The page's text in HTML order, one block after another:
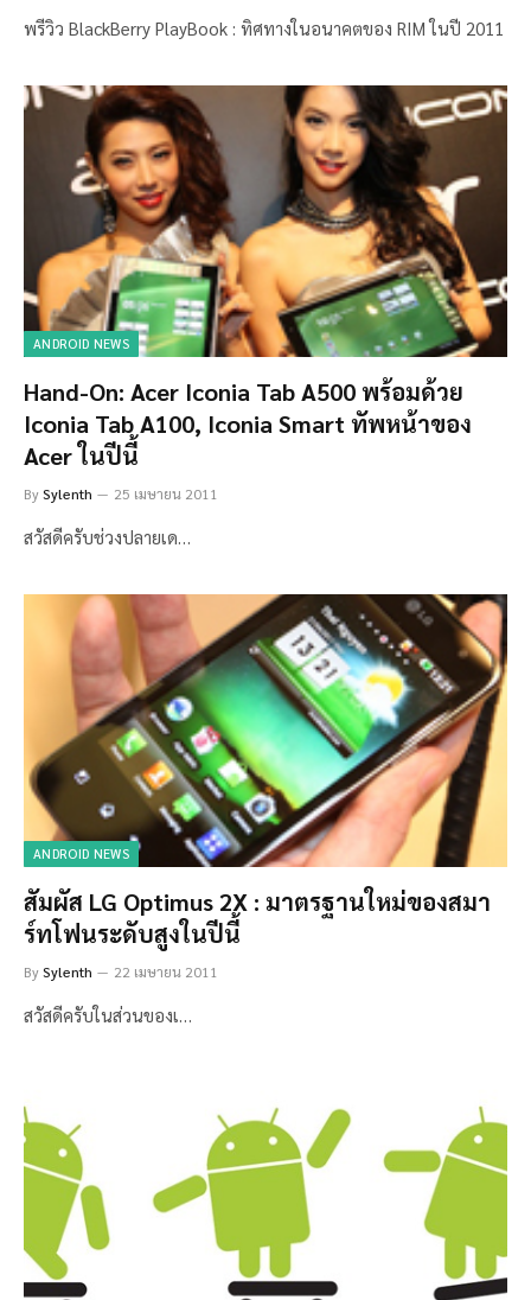
พรีวิว BlackBerry PlayBook : ทิศทางในอนาคตของ RIM ในปี 2011
ANDROID NEWS
Hand-On: Acer Iconia Tab A500 พร้อมด้วย
Iconia Tab A100, Iconia Smart ทัพหน้าของ
Acer ในปีนี้
BySylenth 25 เมษายน 2011
สวัสดีครับช่วงปลายเด…
ANDROID NEWS
สัมผัส LG Optimus 2X : มาตรฐานใหม่ของสมา
ร์ทโฟนระดับสูงในปีนี้
BySylenth 22 เมษายน 2011
สวัสดีครับในส่วนของเ…